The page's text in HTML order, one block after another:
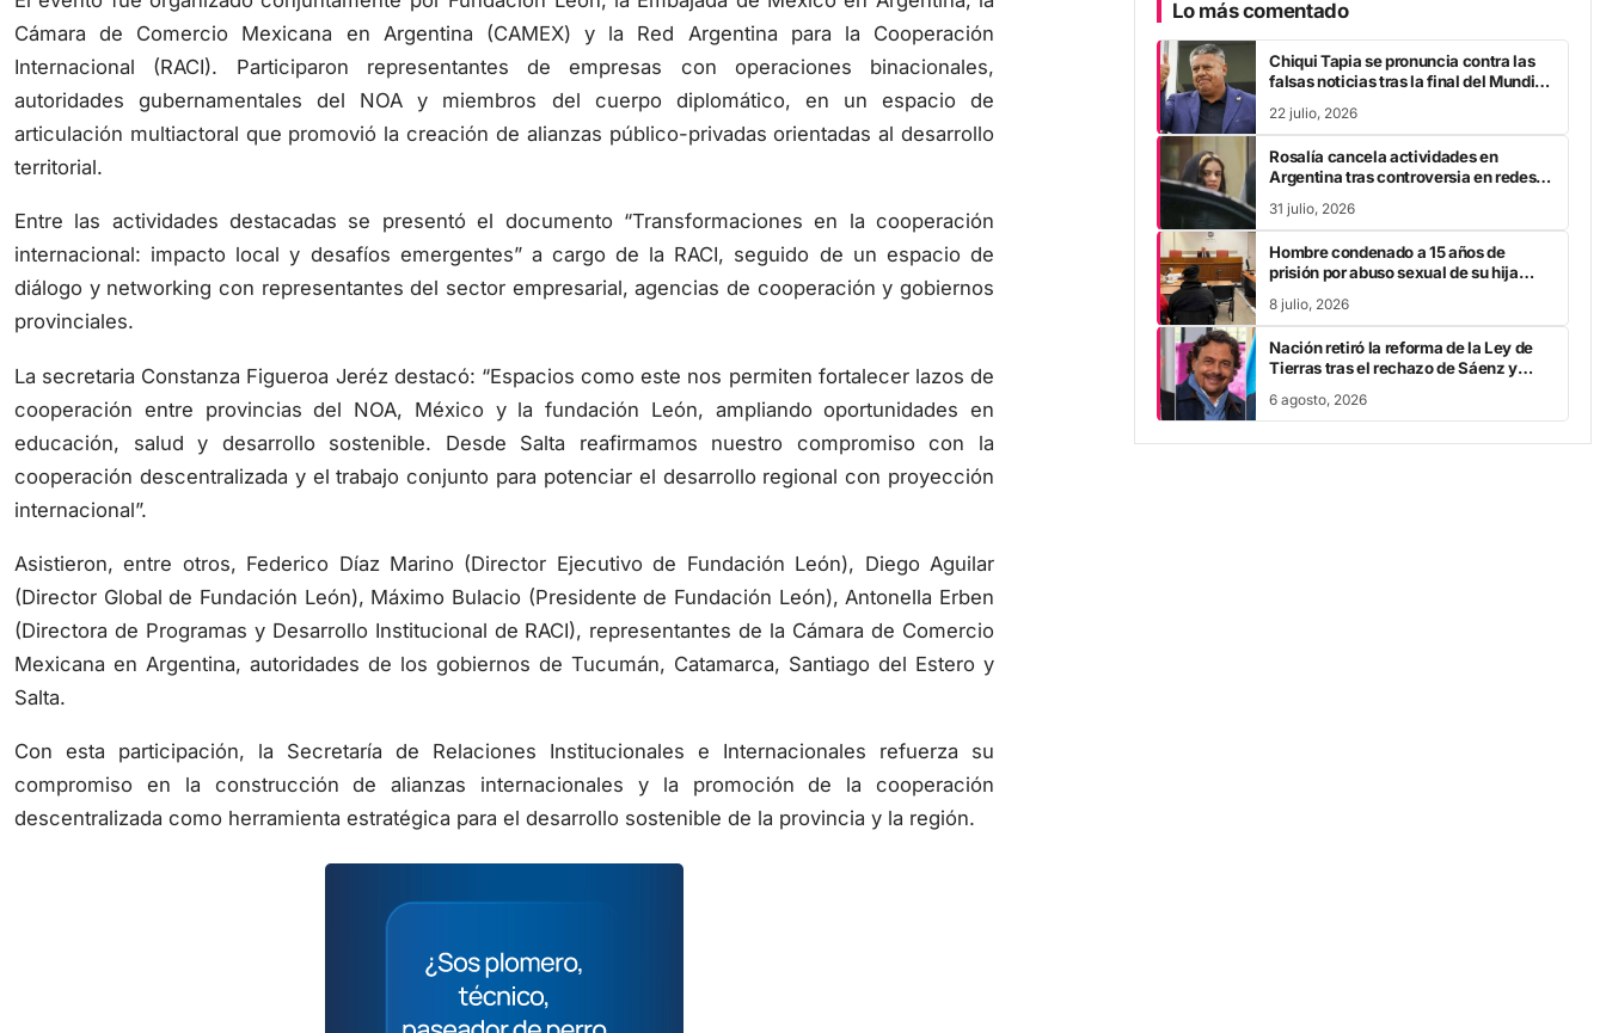
Cámara de Comercio Mexicana en Argentina (CAMEX) y la Red Argentina para la Cooperación
Internacional (RACI). Participaron representantes de empresas con operaciones binacionales,
autoridades gubernamentales del NOA y miembros del cuerpo diplomático, en un espacio de
articulación multiactoral que promovió la creación de alianzas público-privadas orientadas al desarrollo
territorial.
internacional: impacto local y desafíos emergentes” a cargo de la RACI, seguido de un espacio de
diálogo y networking con representantes del sector empresarial, agencias de cooperación y gobiernos
provinciales.
cooperación entre provincias del NOA, México y la fundación León, ampliando oportunidades en
educación, salud y desarrollo sostenible. Desde Salta reafirmamos nuestro compromiso con la
cooperación descentralizada y el trabajo conjunto para potenciar el desarrollo regional con proyección
internacional”.
(Director Global de Fundación León), Máximo Bulacio (Presidente de Fundación León), Antonella Erben
(Directora de Programas y Desarrollo Institucional de RACI), representantes de la Cámara de Comercio
Mexicana en Argentina, autoridades de los gobiernos de Tucumán, Catamarca, Santiago del Estero y
Salta.
compromiso en la construcción de alianzas internacionales y la promoción de la cooperación
descentralizada como herramienta estratégica para el desarrollo sostenible de la provincia y la región.
Chiqui Tapia se pronuncia contra las
falsas noticias tras la final del Mundial
2026
Rosalía cancela actividades en
Argentina tras controversia en redes
sociales
31 julio, 2026
Hombre condenado a 15 años de
prisión por abuso sexual de su hija
durante la pandemia
8 julio, 2026
Nación retiró la reforma de la Ley de
Tierras tras el rechazo de Sáenz y
otros gobernadores